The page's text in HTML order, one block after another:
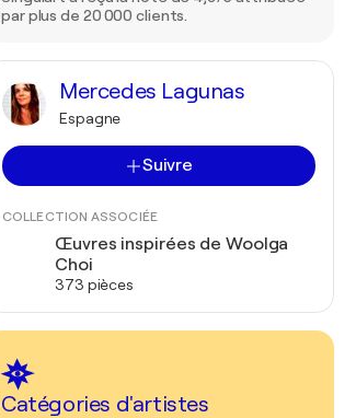
par plus de 20 000 clients.
Mercedes Lagunas
Espagne
Suivre
COLLECTION ASSOCIÉE
Œuvres inspirées de Woolga
Choi
373 pièces
Catégories d'artistes